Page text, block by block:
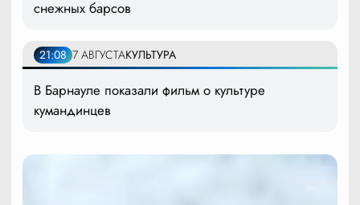
снежных барсов
21:08 7 АВГУСТАКУЛЬТУРА
В Барнауле показали фильм о культуре
кумандинцев